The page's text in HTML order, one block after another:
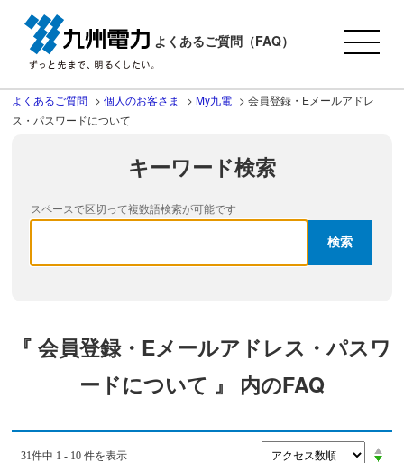
よくあるご質問（FAQ）
よくあるご質問 >個人のお客さま >My九電 >会員登録・Eメールアドレ
ス・パスワードについて
キーワード検索
スペースで区切って複数語検索が可能です
『 会員登録・Eメールアドレス・パスワ
ードについて 』 内のFAQ
31件中 1 - 10 件を表示